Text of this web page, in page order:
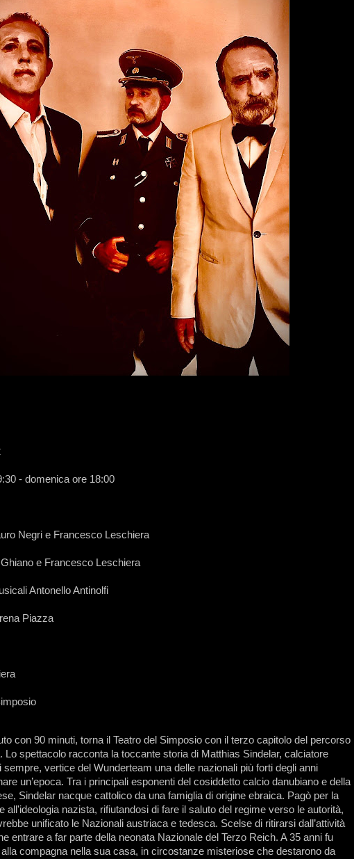
- domenica ore 18:00
Negri e Francesco Leschiera
e Francesco Leschiera
Antonello Antinolfi
Piazza
con 90 minuti, torna il Teatro del Simposio con il terzo capitolo del percorso
Lo spettacolo racconta la toccante storia di Matthias Sindelar, calciatore
vertice del Wunderteam una delle nazionali più forti degli anni
un’epoca. Tra i principali esponenti del cosiddetto calcio danubiano e della
Sindelar nacque cattolico da una famiglia di origine ebraica. Pagò per la
all'ideologia nazista, rifiutandosi di fare il saluto del regime verso le autorità,
unificato le Nazionali austriaca e tedesca. Scelse di ritirarsi dall’attività
entrare a far parte della neonata Nazionale del Terzo Reich. A 35 anni fu
compagna nella sua casa, in circostanze misteriose che destarono da